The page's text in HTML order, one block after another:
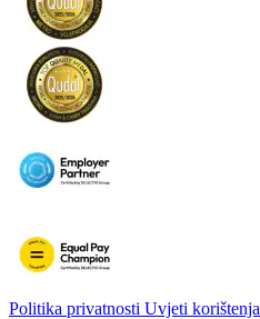
Politika privatnosti Uvjeti korištenja